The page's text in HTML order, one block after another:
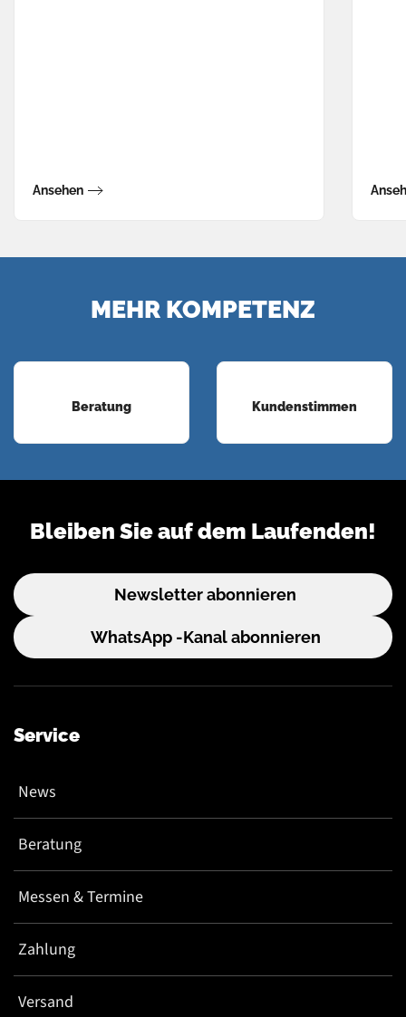
Ansehen
MEHR KOMPETENZ
Beratung Kundenstimmen
Bleiben Sie auf dem Laufenden!
Newsletter abonnieren
WhatsApp -Kanal abonnieren
Service
News
Beratung
Messen & Termine
Zahlung
Versand